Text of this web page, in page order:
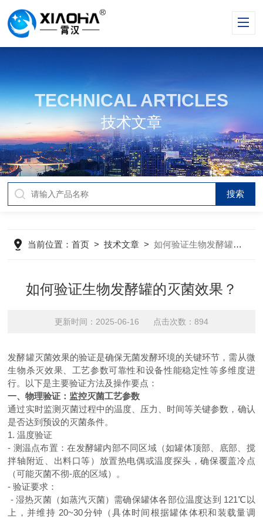
TECHNICAL ARTICLES
技术文章
当前位置：首页 >技术文章 >如何验证生物发酵罐的灭菌效果？
如何验证生物发酵罐的灭菌效果？
更新时间：2025-06-16 点击次数：894
发酵罐灭菌效果的验证是确保无菌发酵环境的关键环节，需从微
生物杀灭效果、工艺参数可靠性和设备性能稳定性等多维度进
行。以下是主要验证方法及操作要点：
一、物理验证：监控灭菌工艺参数
通过实时监测灭菌过程中的温度、压力、时间等关键参数，确认
是否达到预设的灭菌条件。
1.温度验证
- 测温点布置：在发酵罐内部不同区域（如罐体顶部、底部、搅
拌轴附近、出料口等）放置热电偶或温度探头，确保覆盖冷点
（可能灭菌不彻-底的区域）。
-验证要求：
- 湿热灭菌（如蒸汽灭菌）需确保罐体各部位温度达到 121℃以
上，并维持 20~30分钟（具体时间根据罐体体积和装载量调